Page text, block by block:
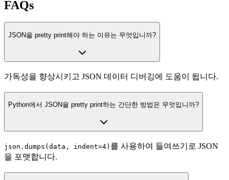
FAQs
JSON을 pretty print해야 하는 이유는 무엇입니까?
가독성을 향상시키고 JSON 데이터 디버깅에 도움이 됩니다.
Python에서 JSON을 pretty print하는 간단한 방법은 무엇입니까?
json.dumps(data, indent=4) 를 사용하여 들여쓰기로 JSON
을 포맷합니다.